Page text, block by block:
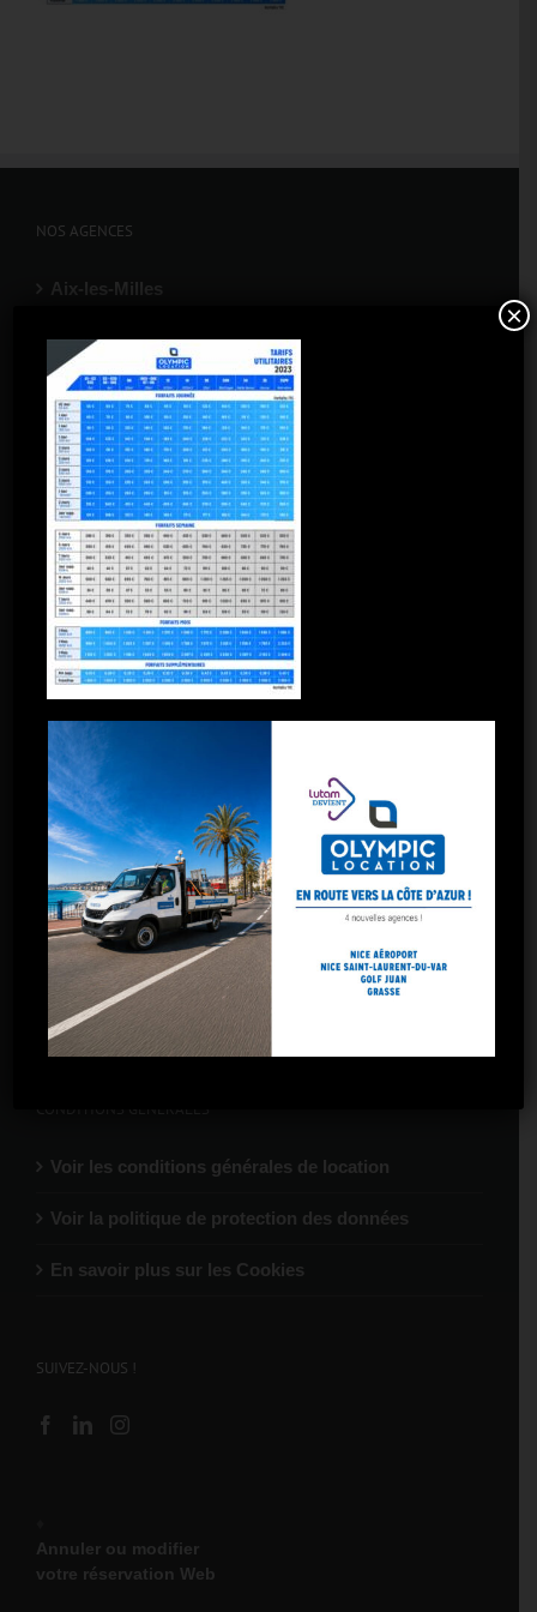
NOS AGENCES
Aix-les-Milles
Aix-Nord
Aubagne
Gardanne
La Ciotat
Marignane
Port-de-Bouc
Salon-de-Provence
Toulon
Toulon La Garde
Marseille – 5 avenues
Marseille – Gare St-Charles
Marseille – Arnavaux
Marseille – Plombières
Marseille – La Valentine
CONDITIONS GÉNÉRALES
Voir les conditions générales de location
Voir la politique de protection des données
En savoir plus sur les Cookies
SUIVEZ-NOUS !
Annuler ou modifier
votre réservation Web
×